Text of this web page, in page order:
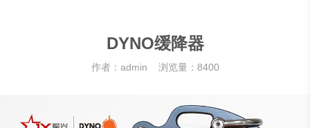
DYNO缓降器
作者：admin 浏览量：8400